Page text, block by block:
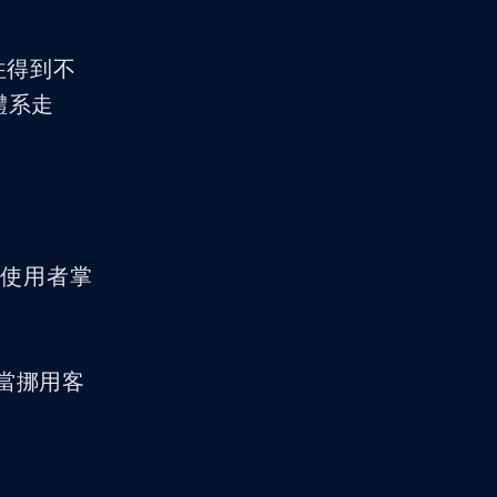
得到不
走
用者掌
挪用客